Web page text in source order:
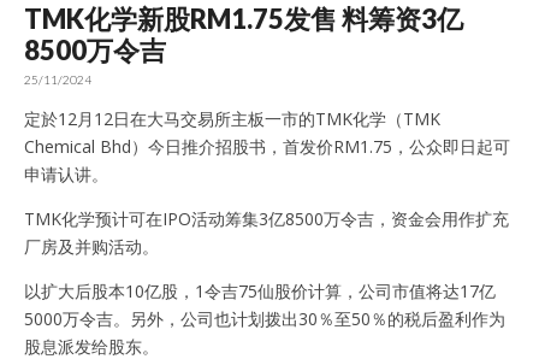
TMK化学新股RM1.75发售 料筹资3亿
8500万令吉
25/11/2024
定於12月12日在大马交易所主板一市的TMK化学（TMK
Chemical Bhd）今日推介招股书，首发价RM1.75，公众即日起可
申请认讲。
TMK化学预计可在IPO活动筹集3亿8500万令吉，资金会用作扩充
厂房及并购活动。
以扩大后股本10亿股，1令吉75仙股价计算，公司市值将达17亿
5000万令吉。另外，公司也计划拨出30％至50％的税后盈利作为
股息派发给股东。